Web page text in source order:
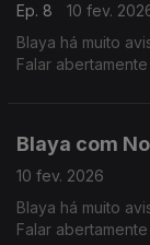
Ep. 8
10 fev.
Blaya há muito
Falar
Blaya com
10 fev. 2026
Blaya há muito
Falar